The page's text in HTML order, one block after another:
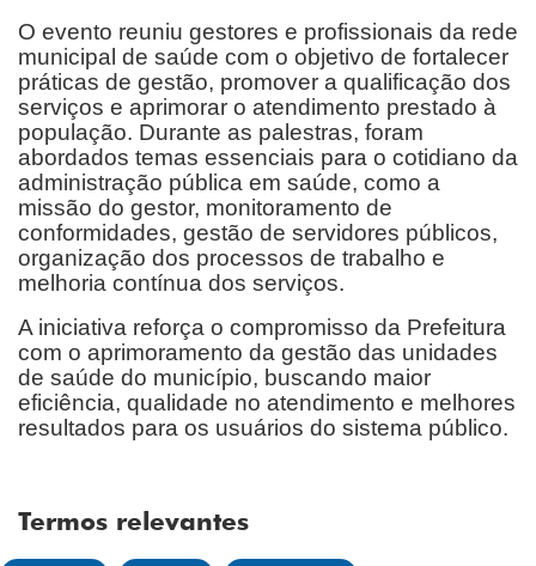
O evento reuniu gestores e profissionais da rede
municipal de saúde com o objetivo de fortalecer
práticas de gestão, promover a qualificação dos
serviços e aprimorar o atendimento prestado à
população. Durante as palestras, foram
abordados temas essenciais para o cotidiano da
administração pública em saúde, como a
missão do gestor, monitoramento de
conformidades, gestão de servidores públicos,
organização dos processos de trabalho e
melhoria contínua dos serviços.
A iniciativa reforça o compromisso da Prefeitura
com o aprimoramento da gestão das unidades
de saúde do município, buscando maior
eficiência, qualidade no atendimento e melhores
resultados para os usuários do sistema público.
Termos relevantes